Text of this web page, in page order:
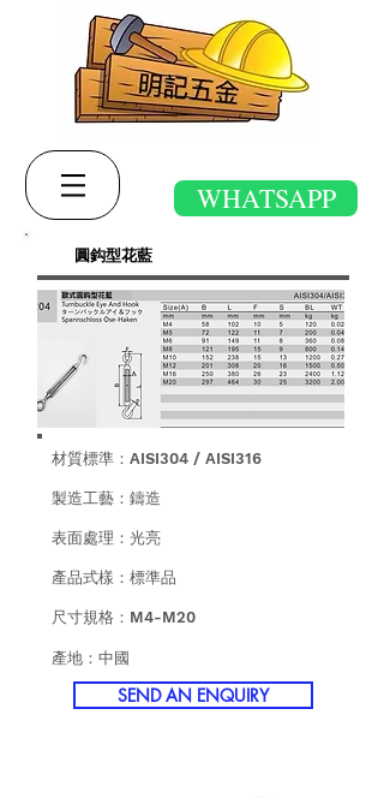
WHATSAPP
圓鈎型花藍
材質標準：AISI304 / AISI316
製造工藝：鑄造
表面處理：光亮
產品式樣：標準品
尺寸規格：M4-M20
​產地：中國
SEND AN ENQUIRY